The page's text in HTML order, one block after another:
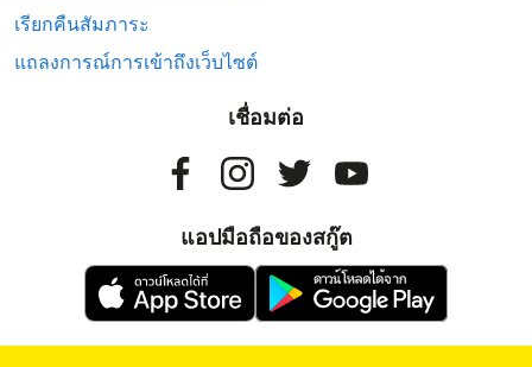
เรียกคืนสัมภาระ
แถลงการณ์การเข้าถึงเว็บไซต์
เชื่อมต่อ
แอปมือถือของสกู๊ต